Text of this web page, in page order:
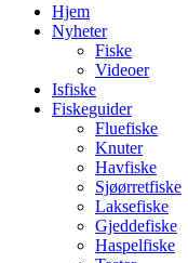
Hjem
Nyheter
Fiske
Videoer
Isfiske
Fiskeguider
Fluefiske
Knuter
Havfiske
Sjøørretfiske
Laksefiske
Gjeddefiske
Haspelfiske